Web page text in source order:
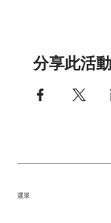
分享此活動
​選單